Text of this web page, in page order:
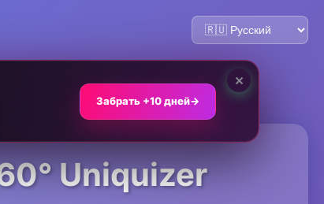
Uniquizer
Забрать +10 дней→
×